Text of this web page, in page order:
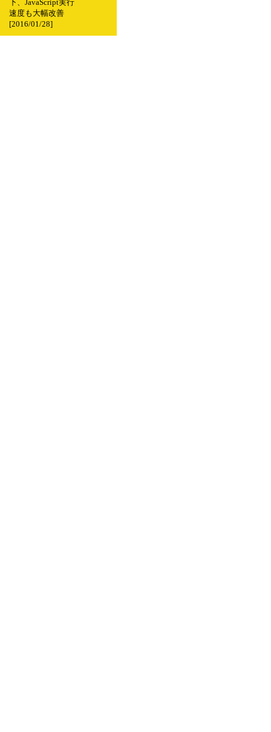
下、JavaScript実行
速度も大幅改善
[2016/01/28]